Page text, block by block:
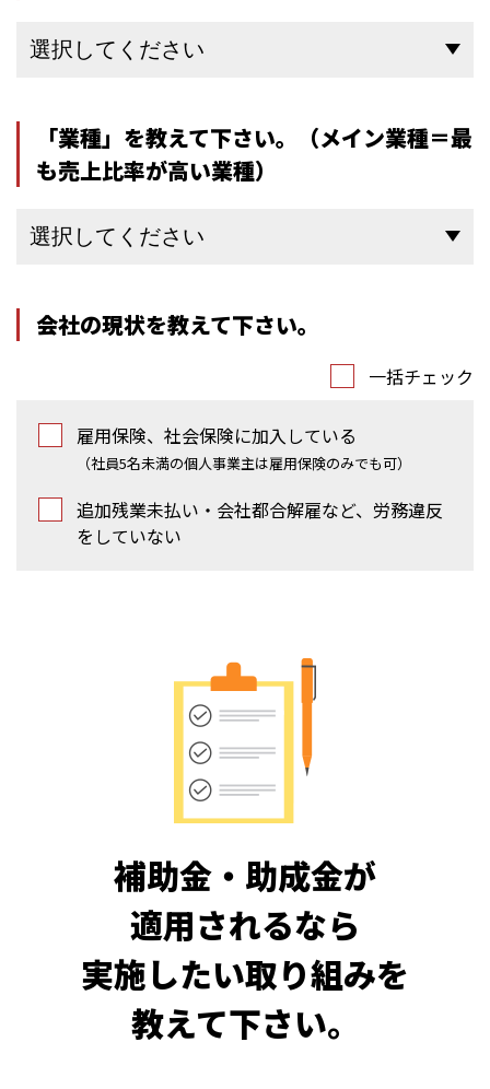
「業種」を教えて下さい。
（メイン業種＝最
も売上比率が高い業種）
会社の現状を教えて下さい。
一括チェック
雇用保険、社会保険に加入している
（社員5名未満の個人事業主は雇用保険のみでも可）
追加残業未払い・会社都合解雇など、労務違反
をしていない
補助金・助成金が
適用されるなら
実施したい取り組みを
教えて下さい。